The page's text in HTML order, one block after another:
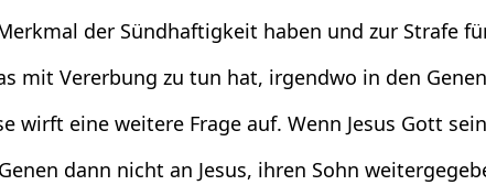
der Sündhaftigkeit haben und zur Strafe
mit Vererbung zu tun hat, irgendwo in den
wirft eine weitere Frage auf. Wenn Jesus Gott
dann nicht an Jesus, ihren Sohn